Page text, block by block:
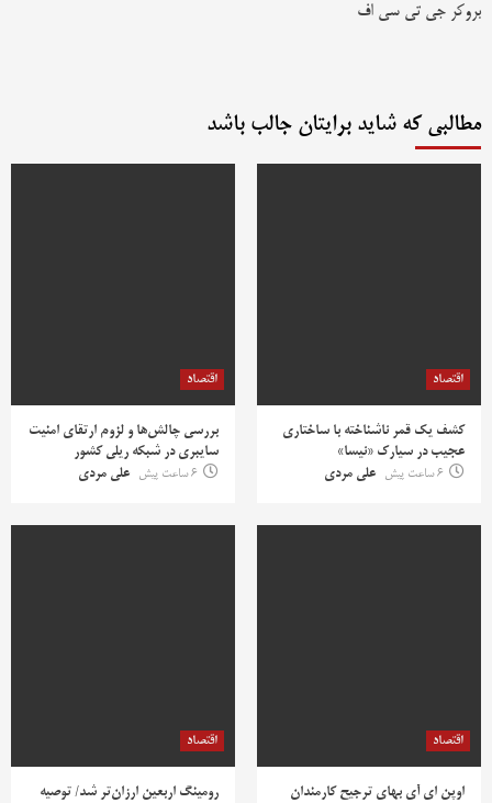
بروکر جی تی سی اف
مطالبی که شاید برایتان جالب باشد
اقتصاد
کشف یک قمر ناشناخته با ساختاری
عجیب در سیارک «نیسا»
6 ساعت پیش
علی مردی
اقتصاد
بررسی چالش‌ها و لزوم ارتقای امنیت
سایبری در شبکه ریلی کشور
6 ساعت پیش
علی مردی
اقتصاد
اوپن ای آی بهای ترجیح کارمندان
اقتصاد
رومینگ اربعین ارزان‌تر شد/ توصیه